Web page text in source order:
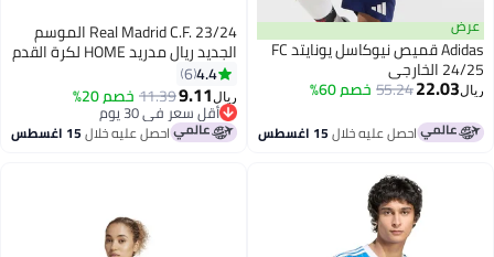
عرض
Adidas قميص نيوكاسل يونايتد FC
24/25 الخارجي
ريال22.03
55.24خصم 60%
احصل عليه خلال15 اغسطس
Real Madrid C.F. 23/24 الموسم
الجديد ريال مدريد HOME لكرة القدم
أطقم مشجعي كرة القدم جيرسي /
السراويل هدية مجموعة أحجام
الشباب وحجم الكبار
4.4
6
ريال9.11
11.39خصم 20%
أقل سعر في 30 يوم
أقل سعر في 30 يوماحصل عليه خلال15 اغسطس